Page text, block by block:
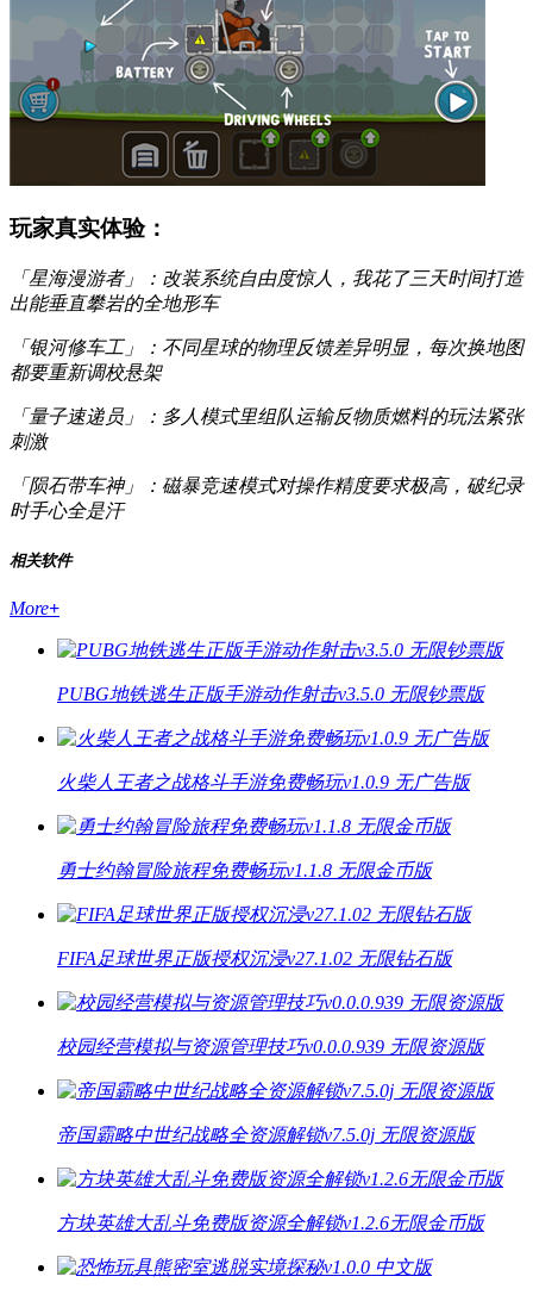
玩家真实体验：
「星海漫游者」：改装系统自由度惊人，我花了三天时间打造
出能垂直攀岩的全地形车
「银河修车工」：不同星球的物理反馈差异明显，每次换地图
都要重新调校悬架
「量子速递员」：多人模式里组队运输反物质燃料的玩法紧张
刺激
「陨石带车神」：磁暴竞速模式对操作精度要求极高，破纪录
时手心全是汗
相关软件
More+
PUBG地铁逃生正版手游动作射击v3.5.0 无限钞票版
火柴人王者之战格斗手游免费畅玩v1.0.9 无广告版
勇士约翰冒险旅程免费畅玩v1.1.8 无限金币版
FIFA足球世界正版授权沉浸v27.1.02 无限钻石版
校园经营模拟与资源管理技巧v0.0.0.939 无限资源版
帝国霸略中世纪战略全资源解锁v7.5.0j 无限资源版
方块英雄大乱斗免费版资源全解锁v1.2.6无限金币版